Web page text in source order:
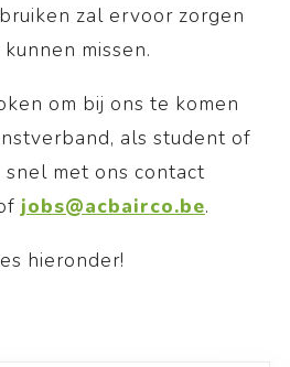
zal ervoor zorgen
missen.
om bij ons te komen
als student of
snel met ons contact
jobs@acbairco.be.
hieronder!